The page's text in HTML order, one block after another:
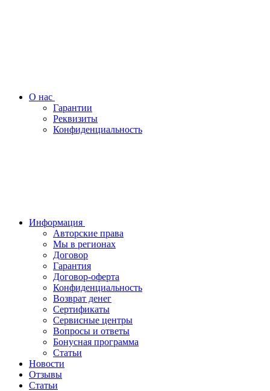
О нас
Гарантии
Реквизиты
Конфиденциальность
Информация
Авторские права
Мы в регионах
Договор
Гарантия
Договор-оферта
Конфиденциальность
Возврат денег
Сертификаты
Сервисные центры
Вопросы и ответы
Бонусная программа
Статьи
Новости
Отзывы
Статьи